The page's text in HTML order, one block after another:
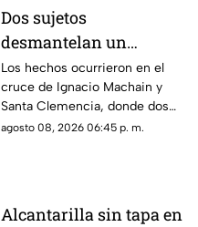
Dos sujetos
desmantelan un
vehículo a plena luz del
día en Guadalajara
Los hechos ocurrieron en el
cruce de Ignacio Machain y
Santa Clemencia, donde dos
sujetos fueron captados
agosto 08, 2026 06:45 p. m.
Alcantarilla sin tapa en